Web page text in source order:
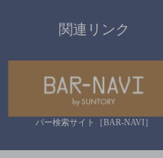
関連リンク
バー検索サイト［BAR-NAVI］